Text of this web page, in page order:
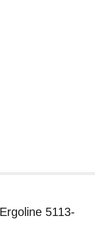
5113-